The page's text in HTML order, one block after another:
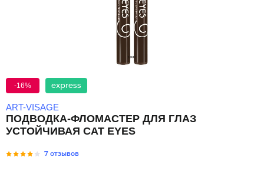
-16% express
ART-VISAGE
ПОДВОДКА-ФЛОМАСТЕР ДЛЯ ГЛАЗ
УСТОЙЧИВАЯ CAT EYES
7 отзывов